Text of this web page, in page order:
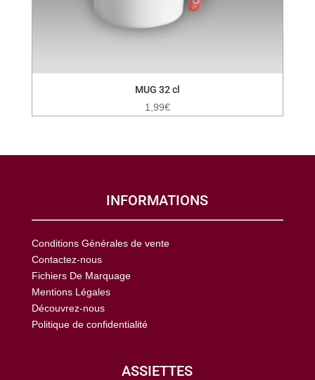
MUG 32 cl
1,99€
INFORMATIONS
Conditions Générales de vente
Contactez-nous
Fichiers De Marquage
Mentions Légales
Découvrez-nous
Politique de confidentialité
ASSIETTES